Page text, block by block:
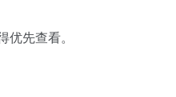
先查看。